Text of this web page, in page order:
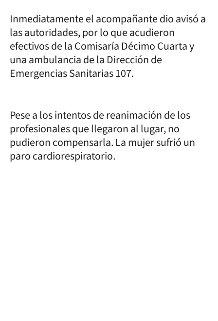
Inmediatamente el acompañante dio avisó a
las autoridades, por lo que acudieron
efectivos de la Comisaría Décimo Cuarta y
una ambulancia de la Dirección de
Emergencias Sanitarias 107.
Pese a los intentos de reanimación de los
profesionales que llegaron al lugar, no
pudieron compensarla. La mujer sufrió un
paro cardiorespiratorio.